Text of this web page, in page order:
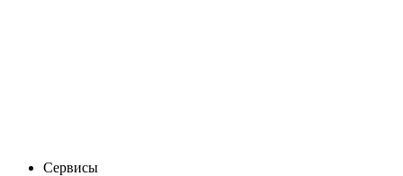
Сервисы